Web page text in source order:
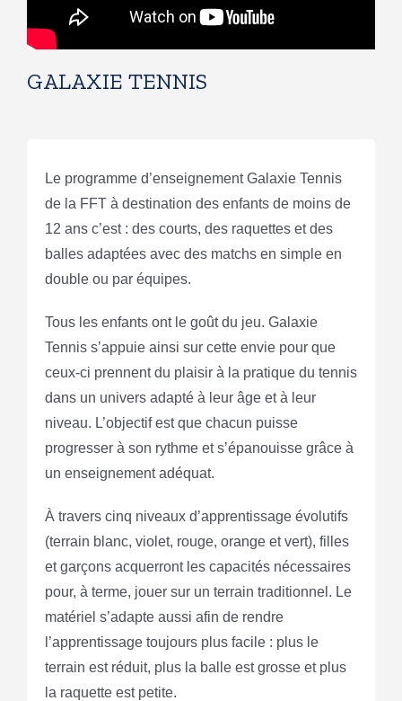
GALAXIE TENNIS
Le programme d’enseignement Galaxie Tennis
de la FFT à destination des enfants de moins de
12 ans c’est : des courts, des raquettes et des
balles adaptées avec des matchs en simple en
double ou par équipes.
Tous les enfants ont le goût du jeu. Galaxie
Tennis s’appuie ainsi sur cette envie pour que
ceux-ci prennent du plaisir à la pratique du tennis
dans un univers adapté à leur âge et à leur
niveau. L’objectif est que chacun puisse
progresser à son rythme et s’épanouisse grâce à
un enseignement adéquat.
À travers cinq niveaux d’apprentissage évolutifs
(terrain blanc, violet, rouge, orange et vert), filles
et garçons acquerront les capacités nécessaires
pour, à terme, jouer sur un terrain traditionnel. Le
matériel s’adapte aussi afin de rendre
l’apprentissage toujours plus facile : plus le
terrain est réduit, plus la balle est grosse et plus
la raquette est petite.